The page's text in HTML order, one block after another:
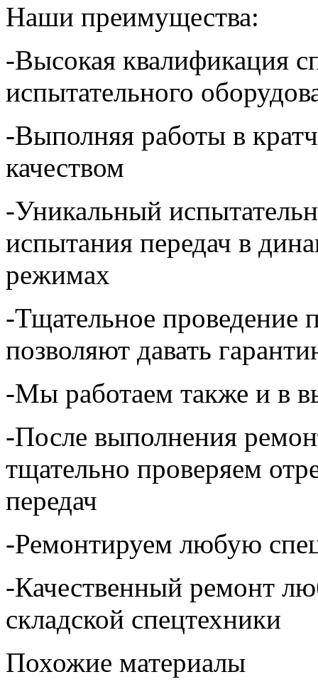
Наши преимущества:
-Высокая квалификация
испытательного
-Выполняя работы в
качеством
-Уникальный
испытания передач в
режимах
-Тщательное проведение
позволяют давать
-Мы работаем также и в
-После выполнения
тщательно проверяем
передач
-Ремонтируем любую
-Качественный ремонт
складской спецтехники
Похожие материалы